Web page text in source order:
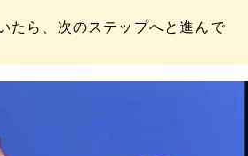
たら、次のステップへと進んで